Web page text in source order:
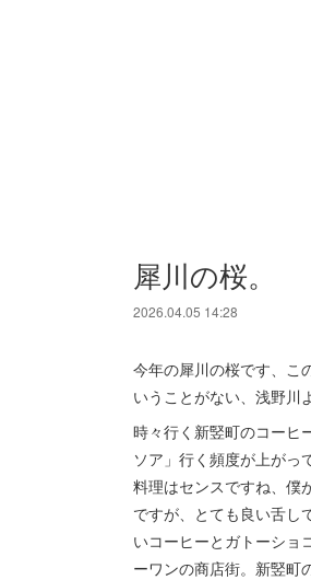
犀川の桜。
2026.04.05 14:28
今年の犀川の桜です、こ
いうことがない、浅野川
時々行く新竪町のコーヒ
ソア」行く頻度が上がっ
料理はセンスですね、僕
ですが、とても良い舌し
いコーヒーとガトーショ
ーワンの商店街。新竪町